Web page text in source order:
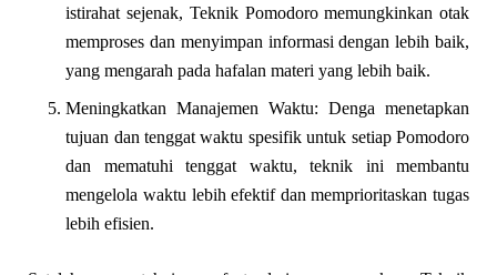
istirahat sejenak, Teknik Pomodoro memungkinkan otak
memproses dan menyimpan informasi dengan lebih baik,
yang mengarah pada hafalan materi yang lebih baik.
Meningkatkan Manajemen Waktu: Denga menetapkan
tujuan dan tenggat waktu spesifik untuk setiap Pomodoro
dan mematuhi tenggat waktu, teknik ini membantu
mengelola waktu lebih efektif dan memprioritaskan tugas
lebih efisien.